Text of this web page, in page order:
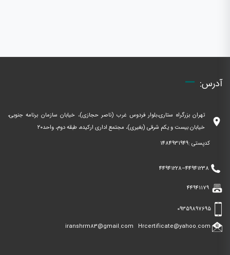
آدرس:
location_on
تهران بزرگراه ستاری،بلوار فردوس غرب (ناصر حجازی)، خیابان سازمان برنامه جنوبی،
خیابان بیست و یکم شرقی (بغیری)، مجتمع اداری ارکیده، طبقه دوم، واحد۲۰
کدپستی :1484931949
44941238
–
44941228
09359897695
iranshrm83@gmail.com Hrcertificate@yahoo.com